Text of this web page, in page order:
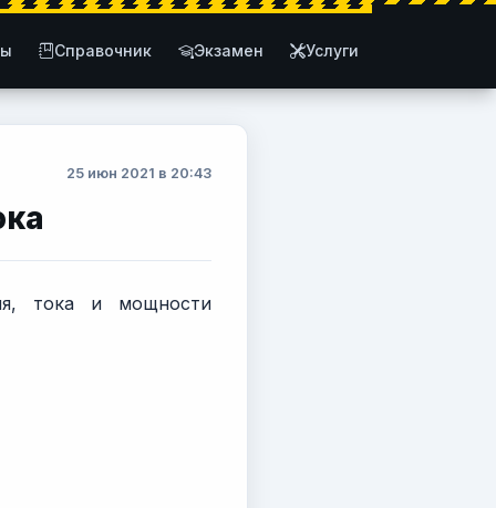
Справочник Экзамен Услуги
25 июн 2021 в 20:43
тока и мощности